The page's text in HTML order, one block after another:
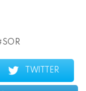
SOR
TWITTER